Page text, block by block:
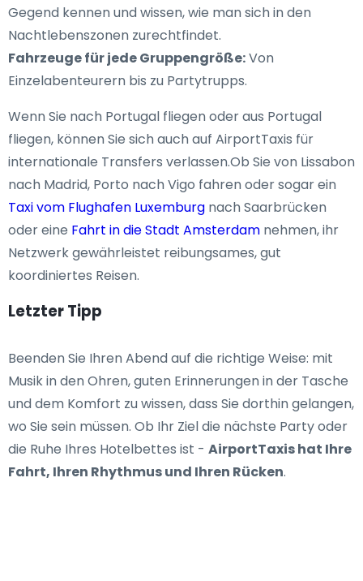
Gegend kennen und wissen, wie man sich in den
Nachtlebenszonen zurechtfindet.
Fahrzeuge für jede Gruppengröße:Von
Einzelabenteurern bis zu Partytrupps.
Wenn Sie nach Portugal fliegen oder aus Portugal
fliegen, können Sie sich auch auf AirportTaxis für
internationale Transfers verlassen.Ob Sie von Lissabon
nach Madrid, Porto nach Vigo fahren oder sogar ein
Taxi vom Flughafen Luxemburg nach Saarbrücken
oder eine Fahrt in die Stadt Amsterdam nehmen, ihr
Netzwerk gewährleistet reibungsames, gut
koordiniertes Reisen.
Letzter Tipp
Beenden Sie Ihren Abend auf die richtige Weise: mit
Musik in den Ohren, guten Erinnerungen in der Tasche
und dem Komfort zu wissen, dass Sie dorthin gelangen,
wo Sie sein müssen. Ob Ihr Ziel die nächste Party oder
die Ruhe Ihres Hotelbettes ist - AirportTaxis hat Ihre
Fahrt, Ihren Rhythmus und Ihren Rücken.